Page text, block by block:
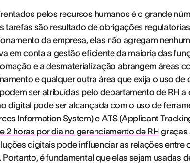
pelos recursos humanos é o grande
tarefas são resultado de obrigações
da empresa, elas não agregam
em conta a gestão eficiente da maioria das
e a desmaterialização abrangem áreas
e qualquer outra área que exija o uso de
ser atribuídas pelo departamento de RH a
digital pode ser alcançada com o uso de
Information System) e ATS (Applicant
2 horas por dia no gerenciamento de RH graças
digitaispode influenciar as relações entre
é fundamental que elas sejam usadas